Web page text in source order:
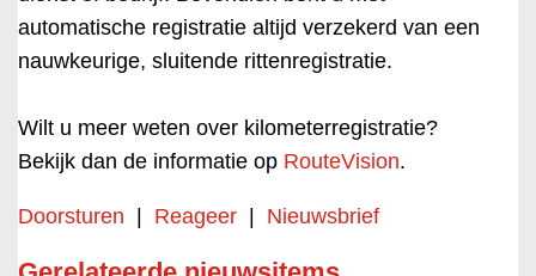
automatische registratie altijd verzekerd van een
nauwkeurige, sluitende rittenregistratie.
Wilt u meer weten over kilometerregistratie?
Bekijk dan de informatie op RouteVision.
Doorsturen Reageer Nieuwsbrief